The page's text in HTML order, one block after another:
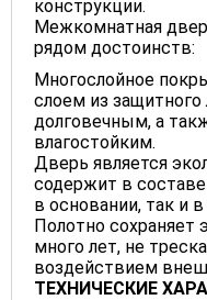
конструкции.
Межкомнатная
рядом достоинств:
Многослойное
слоем из
долговечным, а
влагостойким.
Дверь является
содержит в
в основании, так и
Полотно сохраняет
много лет, не
воздействием
ТЕХНИЧЕСКИЕ